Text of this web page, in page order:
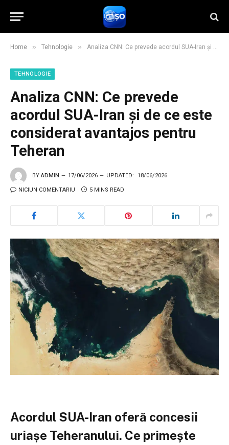
Home » Tehnologie » Analiza CNN: Ce prevede acordul SUA-Iran și de ce este considerat avantajos pentru Teheran
TEHNOLOGIE
Analiza CNN: Ce prevede
acordul SUA-Iran și de ce este
considerat avantajos pentru
Teheran
BY ADMIN 17/06/2026 UPDATED: 18/06/2026
NICIUN COMENTARIU 5 MINS READ
Acordul SUA-Iran oferă concesii
uriașe Teheranului. Ce primește